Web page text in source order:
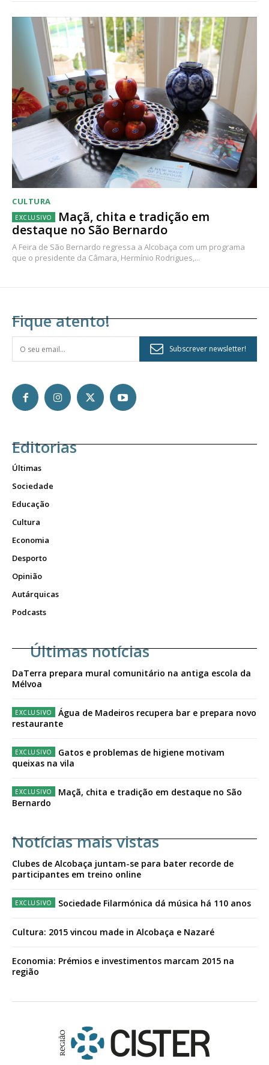
CULTURA
Maçã, chita e tradição em
destaque no São Bernardo
A Feira de São Bernardo regressa a Alcobaça com um programa
que o presidente da Câmara, Hermínio Rodrigues,...
Fique atento!
Subscrever newsletter!
Editorias
Últimas
Sociedade
Educação
Cultura
Economia
Desporto
Opinião
Autárquicas
Podcasts
Últimas notícias
DaTerra prepara mural comunitário na antiga escola da
Mélvoa
Água de Madeiros recupera bar e prepara novo
restaurante
Gatos e problemas de higiene motivam
queixas na vila
Maçã, chita e tradição em destaque no São
Bernardo
Notícias mais vistas
Clubes de Alcobaça juntam-se para bater recorde de
participantes em treino online
Sociedade Filarmónica dá música há 110 anos
Cultura: 2015 vincou made in Alcobaça e Nazaré
Economia: Prémios e investimentos marcam 2015 na
região